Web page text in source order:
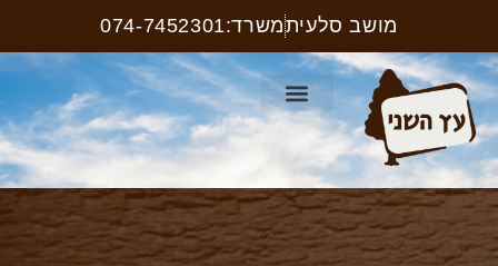
מושב סלעיתמשרד:074-7452301